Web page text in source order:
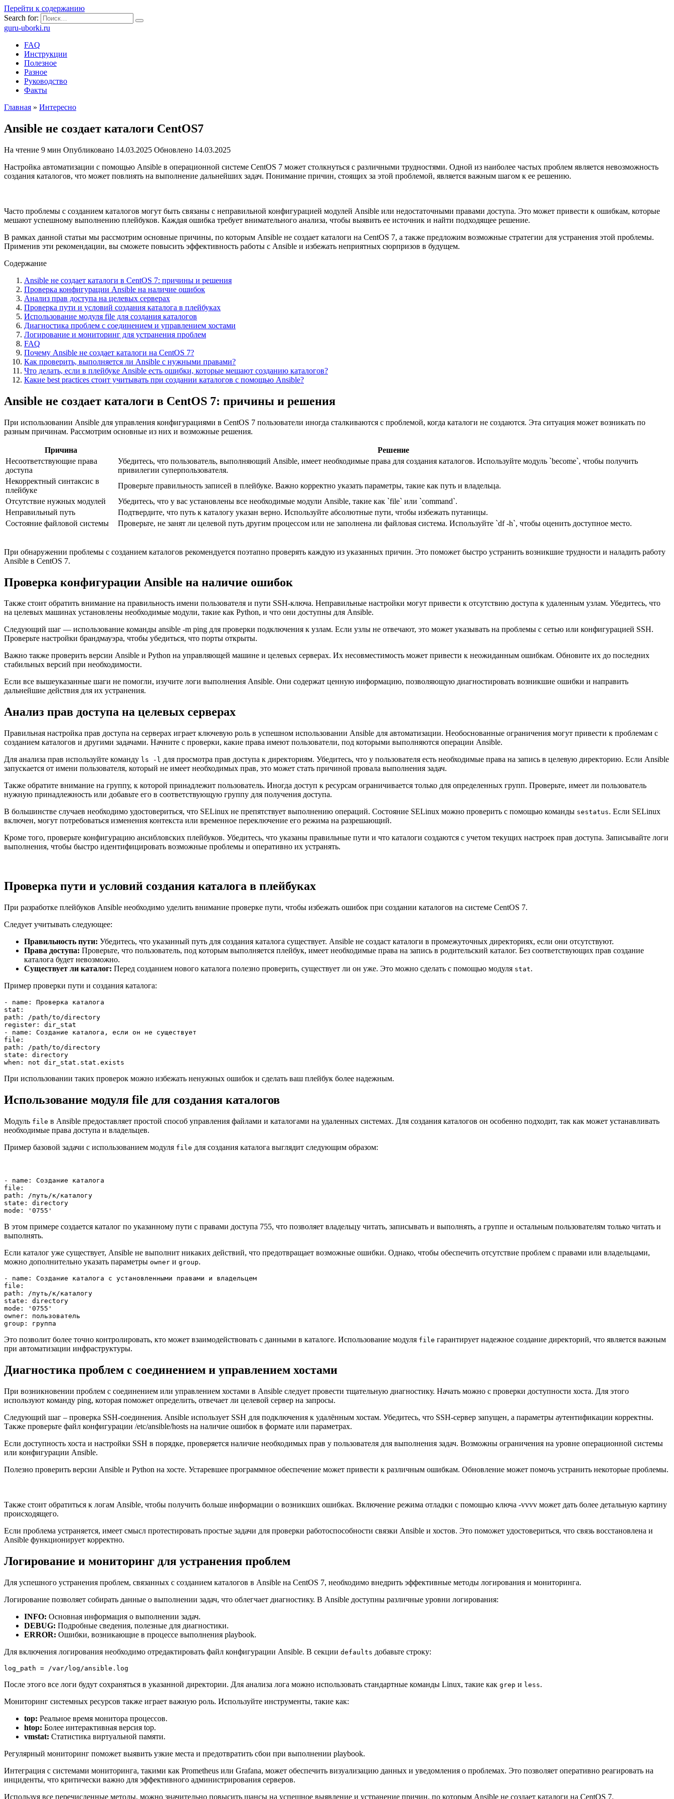
Перейти к содержанию
Search for:
guru-uborki.ru
FAQ
Инструкции
Полезное
Разное
Руководство
Факты
Главная » Интересно
Ansible не создает каталоги CentOS7
На чтение 9 мин Опубликовано 14.03.2025 Обновлено 14.03.2025
Настройка автоматизации с помощью Ansible в операционной системе CentOS 7 может столкнуться с различными трудностями. Одной из наиболее частых проблем является невозможность
создания каталогов, что может повлиять на выполнение дальнейших задач. Понимание причин, стоящих за этой проблемой, является важным шагом к ее решению.
Часто проблемы с созданием каталогов могут быть связаны с неправильной конфигурацией модулей Ansible или недостаточными правами доступа. Это может привести к ошибкам, которые
мешают успешному выполнению плейбуков. Каждая ошибка требует внимательного анализа, чтобы выявить ее источник и найти подходящее решение.
В рамках данной статьи мы рассмотрим основные причины, по которым Ansible не создает каталоги на CentOS 7, а также предложим возможные стратегии для устранения этой проблемы.
Применив эти рекомендации, вы сможете повысить эффективность работы с Ansible и избежать неприятных сюрпризов в будущем.
Содержание
Ansible не создает каталоги в CentOS 7: причины и решения
Проверка конфигурации Ansible на наличие ошибок
Анализ прав доступа на целевых серверах
Проверка пути и условий создания каталога в плейбуках
Использование модуля file для создания каталогов
Диагностика проблем с соединением и управлением хостами
Логирование и мониторинг для устранения проблем
FAQ
Почему Ansible не создает каталоги на CentOS 7?
Как проверить, выполняется ли Ansible с нужными правами?
Что делать, если в плейбуке Ansible есть ошибки, которые мешают созданию каталогов?
Какие best practices стоит учитывать при создании каталогов с помощью Ansible?
Ansible не создает каталоги в CentOS 7: причины и решения
При использовании Ansible для управления конфигурациями в CentOS 7 пользователи иногда сталкиваются с проблемой, когда каталоги не создаются. Эта ситуация может возникать по
разным причинам. Рассмотрим основные из них и возможные решения.
Причина
Решение
Несоответствующие права
доступа
Убедитесь, что пользователь, выполняющий Ansible, имеет необходимые права для создания каталогов. Используйте модуль `become`, чтобы получить
привилегии суперпользователя.
Некорректный синтаксис в
плейбуке
Проверьте правильность записей в плейбуке. Важно корректно указать параметры, такие как путь и владельца.
Отсутствие нужных модулей
Убедитесь, что у вас установлены все необходимые модули Ansible, такие как `file` или `command`.
Неправильный путь
Подтвердите, что путь к каталогу указан верно. Используйте абсолютные пути, чтобы избежать путаницы.
Состояние файловой системы
Проверьте, не занят ли целевой путь другим процессом или не заполнена ли файловая система. Используйте `df -h`, чтобы оценить доступное место.
При обнаружении проблемы с созданием каталогов рекомендуется поэтапно проверять каждую из указанных причин. Это поможет быстро устранить возникшие трудности и наладить работу
Ansible в CentOS 7.
Проверка конфигурации Ansible на наличие ошибок
Также стоит обратить внимание на правильность имени пользователя и пути SSH-ключа. Неправильные настройки могут привести к отсутствию доступа к удаленным узлам. Убедитесь, что
на целевых машинах установлены необходимые модули, такие как Python, и что они доступны для Ansible.
Следующий шаг — использование команды ansible -m ping для проверки подключения к узлам. Если узлы не отвечают, это может указывать на проблемы с сетью или конфигурацией SSH.
Проверьте настройки брандмауэра, чтобы убедиться, что порты открыты.
Важно также проверить версии Ansible и Python на управляющей машине и целевых серверах. Их несовместимость может привести к неожиданным ошибкам. Обновите их до последних
стабильных версий при необходимости.
Если все вышеуказанные шаги не помогли, изучите логи выполнения Ansible. Они содержат ценную информацию, позволяющую диагностировать возникшие ошибки и направить
дальнейшие действия для их устранения.
Анализ прав доступа на целевых серверах
Правильная настройка прав доступа на серверах играет ключевую роль в успешном использовании Ansible для автоматизации. Необоснованные ограничения могут привести к проблемам с
созданием каталогов и другими задачами. Начните с проверки, какие права имеют пользователи, под которыми выполняются операции Ansible.
Для анализа прав используйте команду ls -l для просмотра прав доступа к директориям. Убедитесь, что у пользователя есть необходимые права на запись в целевую директорию. Если Ansible
запускается от имени пользователя, который не имеет необходимых прав, это может стать причиной провала выполнения задач.
Также обратите внимание на группу, к которой принадлежит пользователь. Иногда доступ к ресурсам ограничивается только для определенных групп. Проверьте, имеет ли пользователь
нужную принадлежность или добавьте его в соответствующую группу для получения доступа.
В большинстве случаев необходимо удостовериться, что SELinux не препятствует выполнению операций. Состояние SELinux можно проверить с помощью команды sestatus. Если SELinux
включен, могут потребоваться изменения контекста или временное переключение его режима на разрешающий.
Кроме того, проверьте конфигурацию ансибловских плейбуков. Убедитесь, что указаны правильные пути и что каталоги создаются с учетом текущих настроек прав доступа. Записывайте логи
выполнения, чтобы быстро идентифицировать возможные проблемы и оперативно их устранять.
Проверка пути и условий создания каталога в плейбуках
При разработке плейбуков Ansible необходимо уделить внимание проверке пути, чтобы избежать ошибок при создании каталогов на системе CentOS 7.
Следует учитывать следующее:
Правильность пути: Убедитесь, что указанный путь для создания каталога существует. Ansible не создаст каталоги в промежуточных директориях, если они отсутствуют.
Права доступа: Проверьте, что пользователь, под которым выполняется плейбук, имеет необходимые права на запись в родительский каталог. Без соответствующих прав создание
каталога будет невозможно.
Существует ли каталог: Перед созданием нового каталога полезно проверить, существует ли он уже. Это можно сделать с помощью модуля stat.
Пример проверки пути и создания каталога:
- name: Проверка каталога
stat:
path: /path/to/directory
register: dir_stat
- name: Создание каталога, если он не существует
file:
path: /path/to/directory
state: directory
При использовании таких проверок можно избежать ненужных ошибок и сделать ваш плейбук более надежным.
Использование модуля file для создания каталогов
Модуль file в Ansible предоставляет простой способ управления файлами и каталогами на удаленных системах. Для создания каталогов он особенно подходит, так как может устанавливать
необходимые права доступа и владельцев.
Пример базовой задачи с использованием модуля file для создания каталога выглядит следующим образом:
- name: Создание каталога
file:
path: /путь/к/каталогу
state: directory
В этом примере создается каталог по указанному пути с правами доступа 755, что позволяет владельцу читать, записывать и выполнять, а группе и остальным пользователям только читать и
выполнять.
Если каталог уже существует, Ansible не выполнит никаких действий, что предотвращает возможные ошибки. Однако, чтобы обеспечить отсутствие проблем с правами или владельцами,
можно дополнительно указать параметры owner и group.
- name: Создание каталога с установленными правами и владельцем
file:
path: /путь/к/каталогу
state: directory
mode: '0755'
owner: пользователь
Это позволит более точно контролировать, кто может взаимодействовать с данными в каталоге. Использование модуля file гарантирует надежное создание директорий, что является важным
при автоматизации инфраструктуры.
Диагностика проблем с соединением и управлением хостами
При возникновении проблем с соединением или управлением хостами в Ansible следует провести тщательную диагностику. Начать можно с проверки доступности хоста. Для этого
используют команду ping, которая поможет определить, отвечает ли целевой сервер на запросы.
Следующий шаг – проверка SSH-соединения. Ansible использует SSH для подключения к удалённым хостам. Убедитесь, что SSH-сервер запущен, а параметры аутентификации корректны.
Также проверьте файл конфигурации /etc/ansible/hosts на наличие ошибок в формате или параметрах.
Если доступность хоста и настройки SSH в порядке, проверяется наличие необходимых прав у пользователя для выполнения задач. Возможны ограничения на уровне операционной системы
или конфигурации Ansible.
Полезно проверить версии Ansible и Python на хосте. Устаревшее программное обеспечение может привести к различным ошибкам. Обновление может помочь устранить некоторые проблемы.
Также стоит обратиться к логам Ansible, чтобы получить больше информации о возникших ошибках. Включение режима отладки с помощью ключа -vvvv может дать более детальную картину
происходящего.
Если проблема устраняется, имеет смысл протестировать простые задачи для проверки работоспособности связки Ansible и хостов. Это поможет удостовериться, что связь восстановлена и
Ansible функционирует корректно.
Логирование и мониторинг для устранения проблем
Для успешного устранения проблем, связанных с созданием каталогов в Ansible на CentOS 7, необходимо внедрить эффективные методы логирования и мониторинга.
Логирование позволяет собирать данные о выполнении задач, что облегчает диагностику. В Ansible доступны различные уровни логирования:
INFO: Основная информация о выполнении задач.
DEBUG: Подробные сведения, полезные для диагностики.
ERROR: Ошибки, возникающие в процессе выполнения playbook.
Для включения логирования необходимо отредактировать файл конфигурации Ansible. В секции defaults добавьте строку:
log_path = /var/log/ansible.log
После этого все логи будут сохраняться в указанной директории. Для анализа лога можно использовать стандартные команды Linux, такие как grep и less.
Мониторинг системных ресурсов также играет важную роль. Используйте инструменты, такие как:
top: Реальное время монитора процессов.
htop: Более интерактивная версия top.
vmstat: Статистика виртуальной памяти.
Регулярный мониторинг поможет выявить узкие места и предотвратить сбои при выполнении playbook.
Интеграция с системами мониторинга, такими как Prometheus или Grafana, может обеспечить визуализацию данных и уведомления о проблемах. Это позволяет оперативно реагировать на
инциденты, что критически важно для эффективного администрирования серверов.
Используя все перечисленные методы, можно значительно повысить шансы на успешное выявление и устранение причин, по которым Ansible не создает каталоги на CentOS 7.